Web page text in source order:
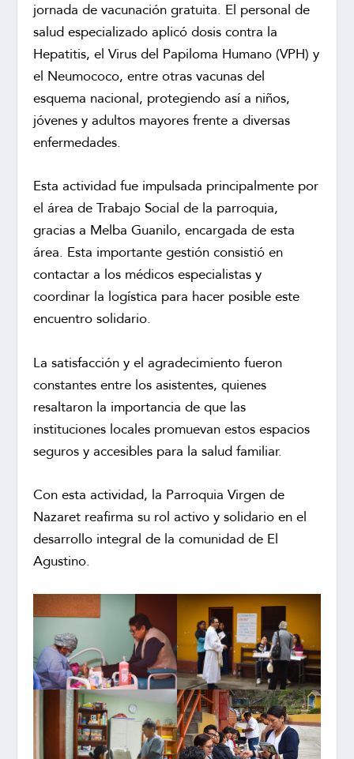
jornada de vacunación gratuita. El personal de
salud especializado aplicó dosis contra la
Hepatitis, el Virus del Papiloma Humano (VPH) y
el Neumococo, entre otras vacunas del
esquema nacional, protegiendo así a niños,
jóvenes y adultos mayores frente a diversas
enfermedades.
Esta actividad fue impulsada principalmente por
el área de Trabajo Social de la parroquia,
gracias a Melba Guanilo, encargada de esta
área. Esta importante gestión consistió en
contactar a los médicos especialistas y
coordinar la logística para hacer posible este
encuentro solidario.
La satisfacción y el agradecimiento fueron
constantes entre los asistentes, quienes
resaltaron la importancia de que las
instituciones locales promuevan estos espacios
seguros y accesibles para la salud familiar.
Con esta actividad, la Parroquia Virgen de
Nazaret reafirma su rol activo y solidario en el
desarrollo integral de la comunidad de El
Agustino.